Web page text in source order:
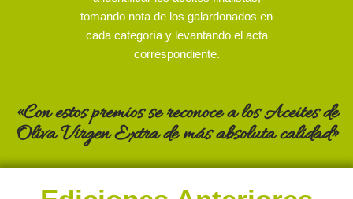
tomando nota de los galardonados en
cada categoría y levantando el acta
correspondiente.
«Con estos premios se reconoce a los Aceites de
Oliva Virgen Extra de más absoluta calidad»